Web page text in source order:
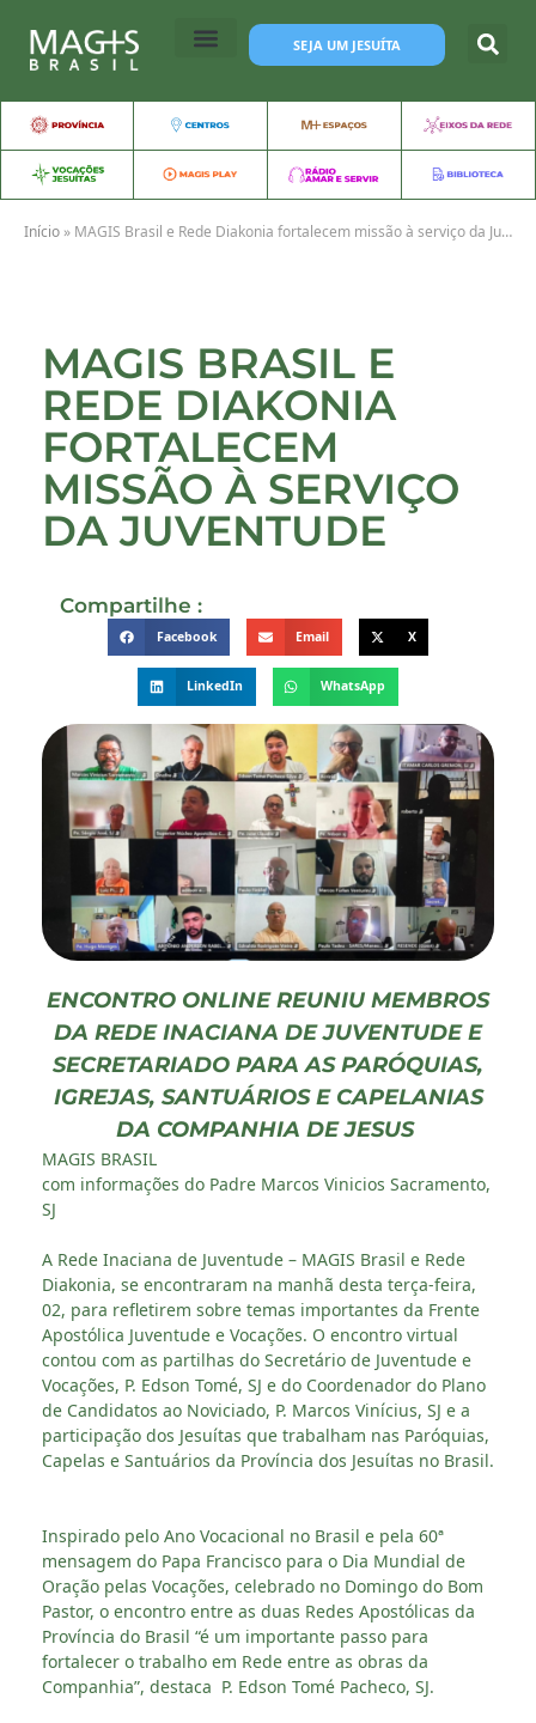
SEJA UM JESUÍTA
Início » MAGIS Brasil e Rede Diakonia fortalecem missão à serviço da Juventude
MAGIS BRASIL E
REDE DIAKONIA
FORTALECEM
MISSÃO À SERVIÇO
DA JUVENTUDE
Compartilhe :
Facebook Email X
LinkedIn WhatsApp
ENCONTRO ONLINE REUNIU MEMBROS
DA REDE INACIANA DE JUVENTUDE E
SECRETARIADO PARA AS PARÓQUIAS,
IGREJAS, SANTUÁRIOS E CAPELANIAS
DA COMPANHIA DE JESUS
MAGIS BRASIL
com informações do Padre Marcos Vinicios Sacramento,
SJ
A Rede Inaciana de Juventude – MAGIS Brasil e Rede
Diakonia, se encontraram na manhã desta terça-feira,
02, para refletirem sobre temas importantes da Frente
Apostólica Juventude e Vocações. O encontro virtual
contou com as partilhas do Secretário de Juventude e
Vocações, P. Edson Tomé, SJ e do Coordenador do Plano
de Candidatos ao Noviciado, P. Marcos Vinícius, SJ e a
participação dos Jesuítas que trabalham nas Paróquias,
Capelas e Santuários da Província dos Jesuítas no Brasil.
Inspirado pelo Ano Vocacional no Brasil e pela 60ª
mensagem do Papa Francisco para o Dia Mundial de
Oração pelas Vocações, celebrado no Domingo do Bom
Pastor, o encontro entre as duas Redes Apostólicas da
Província do Brasil “é um importante passo para
fortalecer o trabalho em Rede entre as obras da
Companhia”, destaca P. Edson Tomé Pacheco, SJ.